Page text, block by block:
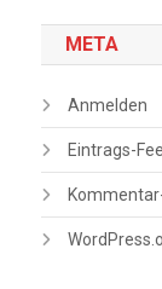
META
Anmelden
Eintrags-